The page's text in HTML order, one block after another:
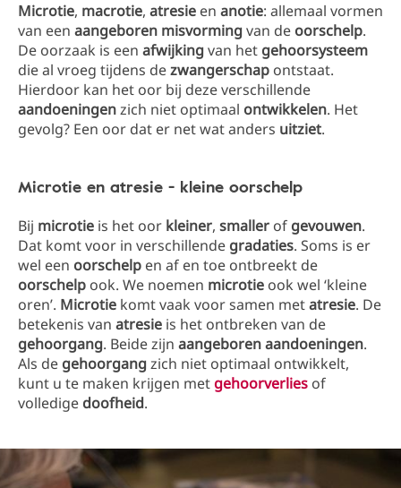
Microtie, macrotie, atresie en anotie: allemaal vormen
van een aangeboren misvormingvan de oorschelp.
De oorzaak is een afwijkingvan het gehoorsysteem
die al vroeg tijdens dezwangerschap ontstaat.
Hierdoor kan het oor bij deze verschillende
aandoeningenzich niet optimaal ontwikkelen. Het
gevolg? Een oor dat er net wat anders uitziet.
Microtie en atresie - kleine oorschelp
Bij microtie is het oor kleiner, smaller of gevouwen.
Dat komt voor in verschillende gradaties. Soms is er
wel een oorschelp en af en toe ontbreekt de
oorschelp ook. We noemen microtie ook wel ‘kleine
oren’. Microtie komt vaak voor samen metatresie. De
betekenis van atresie is het ontbreken van de
gehoorgang. Beide zijn aangeboren aandoeningen.
Als de gehoorgangzich niet optimaal ontwikkelt,
kunt u te maken krijgen metgehoorverlies of
volledige doofheid.